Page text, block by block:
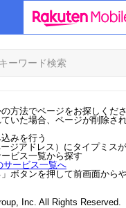
方法でページをお探しくださ
いた場合、ページが削除さ
みを行う
ジアドレス）にタイプミス
ビス一覧から探す
サービス一覧へ
ボタンを押して前画面から
Inc. All Rights Reserved.